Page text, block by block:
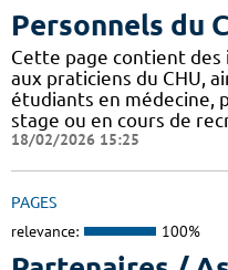
Personnels du
Cette page contient
aux praticiens du CHU,
étudiants en médecine,
stage ou en cours de
18/02/2026 15:25
PAGES
relevance: 100%